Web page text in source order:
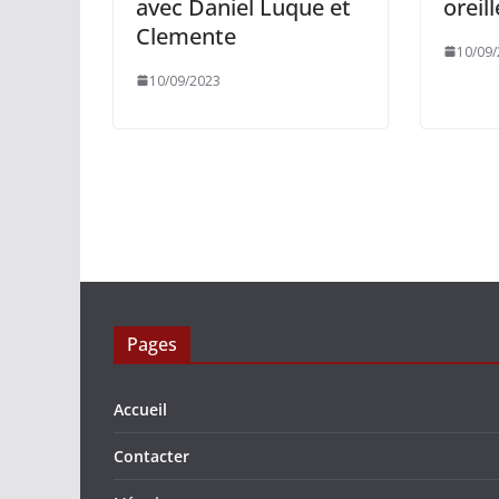
avec Daniel Luque et
Clemente
10/09/2023
10/
Pages
Accueil
Contacter